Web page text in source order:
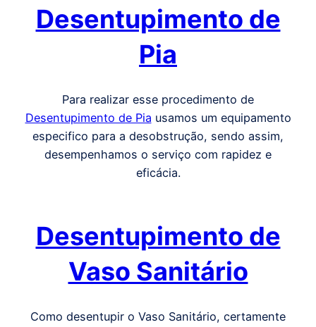
Desentupimento de
Pia
Para realizar esse procedimento de
Desentupimento de Pia usamos um equipamento
especifico para a desobstrução, sendo assim,
desempenhamos o serviço com rapidez e
eficácia.
Desentupimento de
Vaso Sanitário
Como desentupir o Vaso Sanitário, certamente